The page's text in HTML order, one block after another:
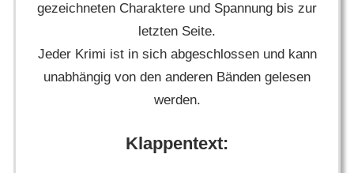
gezeichneten Charaktere und Spannung bis zur
letzten Seite.
Jeder Krimi ist in sich abgeschlossen und kann
unabhängig von den anderen Bänden gelesen
werden.
Klappentext: